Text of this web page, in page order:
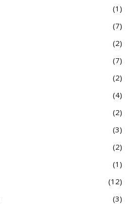
1
7
2
7
2
4
2
3
2
1
12
3